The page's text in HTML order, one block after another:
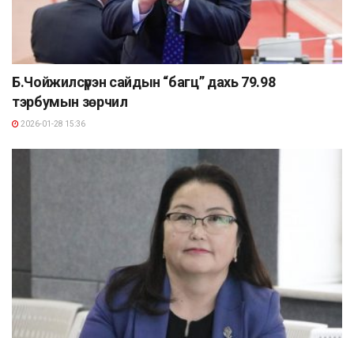
Б.Чойжилсүрэн сайдын “багц” дахь 79.98
тэрбумын зөрчил
2026-01-28 15:36